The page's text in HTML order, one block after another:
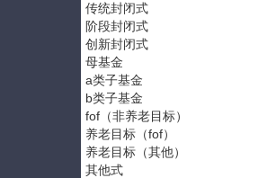
传统封闭式
阶段封闭式
创新封闭式
母基金
a类子基金
b类子基金
fof（非养老目标）
养老目标（fof）
养老目标（其他）
其他式